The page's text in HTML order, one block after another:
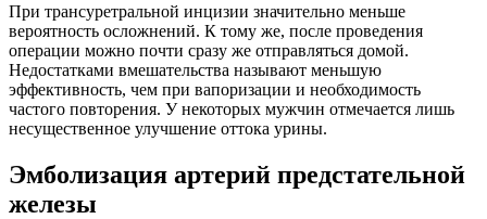
При трансуретральной инцизии значительно меньше
вероятность осложнений. К тому же, после проведения
операции можно почти сразу же отправляться домой.
Недостатками вмешательства называют меньшую
эффективность, чем при вапоризации и необходимость
частого повторения. У некоторых мужчин отмечается лишь
несущественное улучшение оттока урины.
Эмболизация артерий предстательной
железы